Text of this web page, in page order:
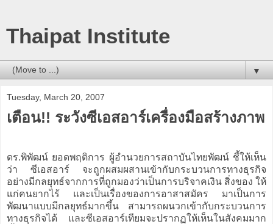
Thaipat Institute
▼
Tuesday, March 20, 2007
เตือน!! ระวังซีเอสอาร์เครื่องมือสร้างภาพ
ดร.พิพัฒน์ ยอดพฤติการ ผู้อำนวยการสถาบันไทยพัฒน์ ชี้ให้เห็น
ว่า ซีเอสอาร์ จะถูกผสมผสานเข้ากับกระบวนการทางธุรกิจ
อย่างมีกลยุทธ์จากการที่ถูกมองว่าเป็นการบริจาคเงิน สิ่งของ ให้
แก่คนยากไร้ และเป็นเรื่องของการอาสาสมัคร มาเป็นการ
พัฒนาแบบมีกลยุทธ์มากขึ้น สามารถผนวกเข้ากับกระบวนการ
ทางธุรกิจได้ และซีเอสอาร์เทียมจะปรากฏให้เห็นในสังคมมาก